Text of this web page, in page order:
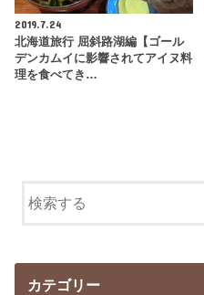
2019.7.24
北海道旅行 屈斜路湖編【ゴール
デンカムイに影響されてアイヌ料
理を食べてき…
カテゴリー